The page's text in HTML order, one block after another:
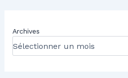
Archives